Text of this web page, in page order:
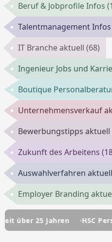
Beruf & Jobprofile Infos
Talentmanagement
IT Branche aktuell(68)
Ingenieur Jobs und
Boutique
Unternehmensverkauf
Bewerbungstipps aktuell
Zukunft des Arbeitens
Auswahlverfahren
Employer Branding
25 Jahren HSC